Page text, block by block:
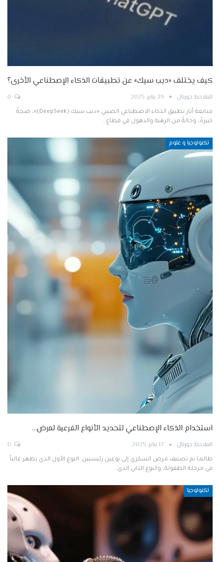
كيف يختلف «ديب سيك» عن تطبيقات الذكاء الإصطناعي الأخرى؟
الملاحظ جورنال 29 يناير, 2025
متابعة أثار تطبيق الذكاء الاصطناعي الصيني «ديب سيك (DeepSeek)»، ضجةً
كبيرةً، وحالةً من الرهبة والذهول في قطاع…
تكنولوجيا و علوم
استخدام الذكاء الإصطناعي لتحديد الأنواع الفرعية لمرض…
الملاحظ جورنال 17 يناير, 2025
طالما تم تصنيف مرض السكري إلى نوعين رئيسيين. النوع الأول الذي يظهر غالباً
في مرحلة الطفولة، والنوع الثاني الذي…
تكنولوجيا